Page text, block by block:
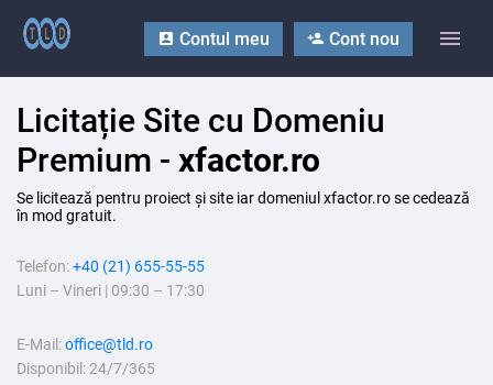
Contul meu Cont nou
Licitație Site cu Domeniu
Premium - xfactor.ro
Se licitează pentru proiect și site iar domeniul xfactor.ro se cedează
în mod gratuit.
Telefon:+40 (21) 655-55-55
Luni – Vineri | 09:30 – 17:30
E-Mail:office@tld.ro
Disponibil: 24/7/365